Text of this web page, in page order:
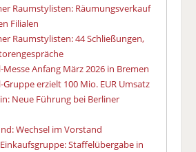
Raumstylisten: Räumungsverkauf
Filialen
Raumstylisten: 44 Schließungen,
Messe Anfang März 2026 in Bremen
Gruppe erzielt 100 Mio. EUR Umsatz
Neue Führung bei Berliner
Wechsel im Vorstand
Staffelübergabe in